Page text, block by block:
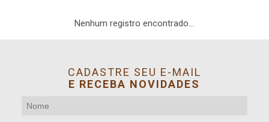
Nenhum registro encontrado...
CADASTRE SEU E-MAIL
E RECEBA NOVIDADES